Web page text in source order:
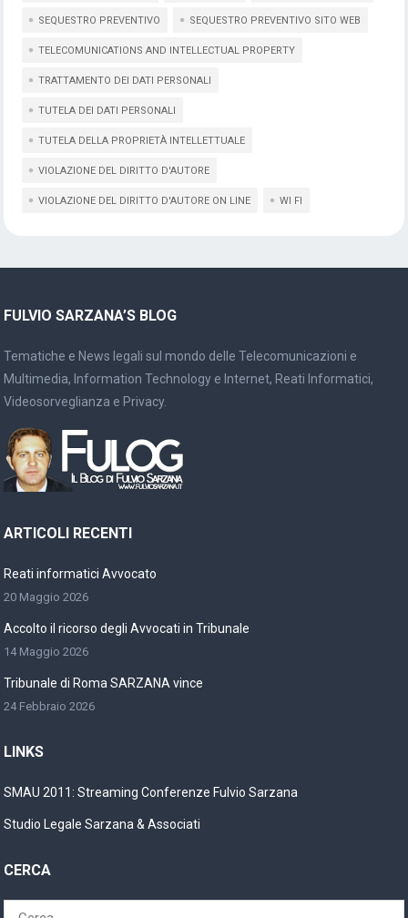
SEQUESTRO PREVENTIVO SEQUESTRO PREVENTIVO SITO WEB
TELECOMUNICATIONS AND INTELLECTUAL PROPERTY
TRATTAMENTO DEI DATI PERSONALI
TUTELA DEI DATI PERSONALI
TUTELA DELLA PROPRIETÀ INTELLETTUALE
VIOLAZIONE DEL DIRITTO D'AUTORE
VIOLAZIONE DEL DIRITTO D'AUTORE ON LINE WI FI
FULVIO SARZANA’S BLOG
Tematiche e News legali sul mondo delle Telecomunicazioni e
Multimedia, Information Technology e Internet, Reati Informatici,
Videosorveglianza e Privacy.
ARTICOLI RECENTI
Reati informatici Avvocato
20 Maggio 2026
Accolto il ricorso degli Avvocati in Tribunale
14 Maggio 2026
Tribunale di Roma SARZANA vince
24 Febbraio 2026
LINKS
SMAU 2011: Streaming Conferenze Fulvio Sarzana
Studio Legale Sarzana & Associati
CERCA
Ricerca